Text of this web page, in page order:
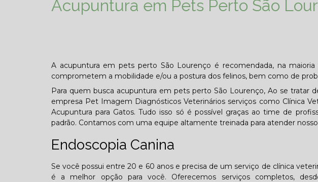
Acupuntura em Pets Perto São
A acupuntura em pets perto São Lourenço é recomendada, na
comprometem a mobilidade e/ou a postura dos felinos, bem como de
Para quem busca acupuntura em pets perto São Lourenço, Ao se tratar
empresa Pet Imagem Diagnósticos Veterinários serviços como Clínica
Acupuntura para Gatos. Tudo isso só é possível graças ao time de
padrão. Contamos com uma equipe altamente treinada para atender
Endoscopia Canina
Se você possui entre 20 e 60 anos e precisa de um serviço de clínica
é a melhor opção para você. Oferecemos serviços completos,